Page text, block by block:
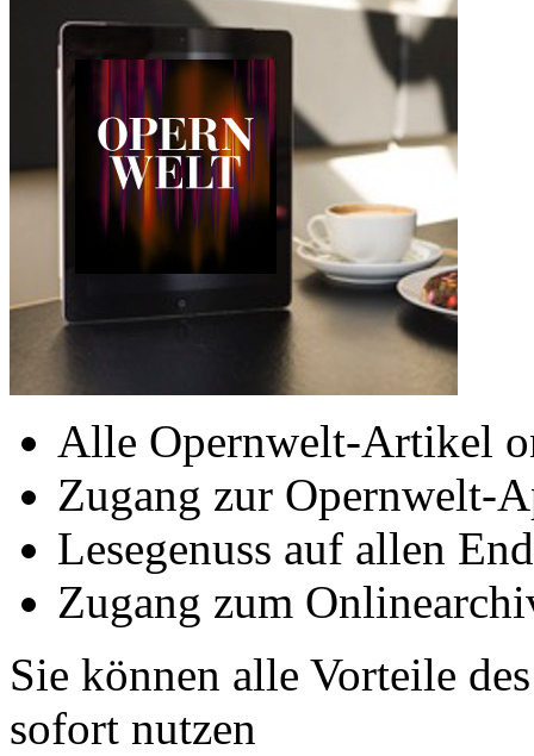
Alle Opernwelt-Artikel
Zugang zur Opernwelt-
Lesegenuss auf allen
Zugang zum
Sie können alle Vorteile
sofort nutzen